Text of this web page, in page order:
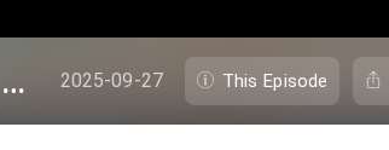
《唯水是問：隱藏於香港水務歷史的人和事》下集 2025-09-27 This Episode